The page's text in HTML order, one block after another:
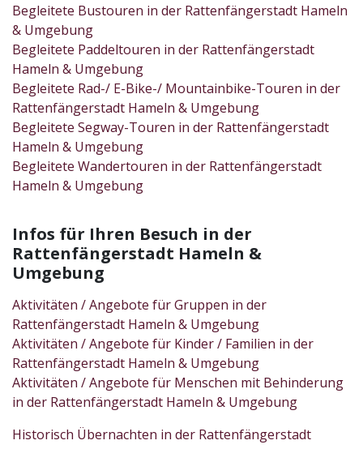
Begleitete Bustouren in der Rattenfängerstadt Hameln
& Umgebung
Begleitete Paddeltouren in der Rattenfängerstadt
Hameln & Umgebung
Begleitete Rad-/ E-Bike-/ Mountainbike-Touren in der
Rattenfängerstadt Hameln & Umgebung
Begleitete Segway-Touren in der Rattenfängerstadt
Hameln & Umgebung
Begleitete Wandertouren in der Rattenfängerstadt
Hameln & Umgebung
Infos für Ihren Besuch in der
Rattenfängerstadt Hameln &
Umgebung
Aktivitäten / Angebote für Gruppen in der
Rattenfängerstadt Hameln & Umgebung
Aktivitäten / Angebote für Kinder / Familien in der
Rattenfängerstadt Hameln & Umgebung
Aktivitäten / Angebote für Menschen mit Behinderung
in der Rattenfängerstadt Hameln & Umgebung
Historisch Übernachten in der Rattenfängerstadt